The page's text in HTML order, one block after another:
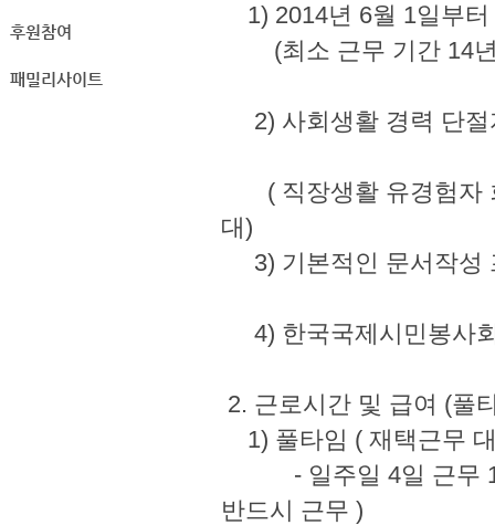
후원참여
패밀리사이트
1) 2014년 6월 1일
(최소 근무 기간 14
2) 사회생활 경력 단
( 직장생활 유경험자
대)
3) 기본적인 문서작성
4) 한국국제시민봉
2. 근로시간 및 급여
1) 풀타임 ( 재택
- 일주일 4일 근무
반드시 근무 )